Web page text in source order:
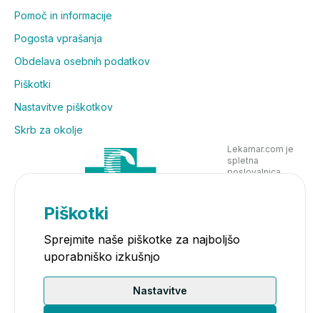
Pomoč in informacije
Pogosta vprašanja
Obdelava osebnih podatkov
Piškotki
Nastavitve piškotkov
Skrb za okolje
Lekarnar.com je
spletna
poslovalnica
Piškotki
Sprejmite naše piškotke za najboljšo
uporabniško izkušnjo
Nastavitve